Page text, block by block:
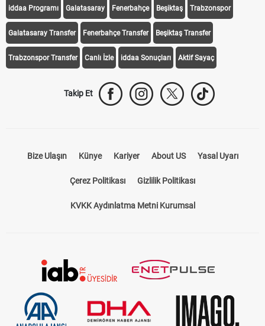
iddaa Programı Galatasaray Fenerbahçe Beşiktaş Trabzonspor
Galatasaray Transfer Fenerbahçe Transfer Beşiktaş Transfer
Trabzonspor Transfer Canlı İzle iddaa Sonuçları Aktif Sayaç
Takip Et
Bize Ulaşın Künye Kariyer About US Yasal Uyarı
Çerez Politikası Gizlilik Politikası
KVKK Aydınlatma Metni Kurumsal